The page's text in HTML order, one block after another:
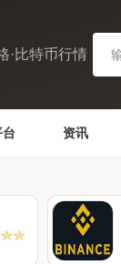
·比特币行情
资讯